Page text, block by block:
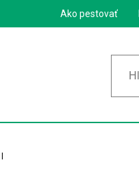
Ako pestovať